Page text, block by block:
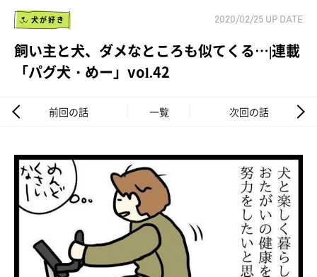
犬が好き 2020/02/25 UP DATE
飼い主と犬、ダメなところも似てくる…|連載
「パグ犬・めー」vol.42
前回の話 一覧 次回の話